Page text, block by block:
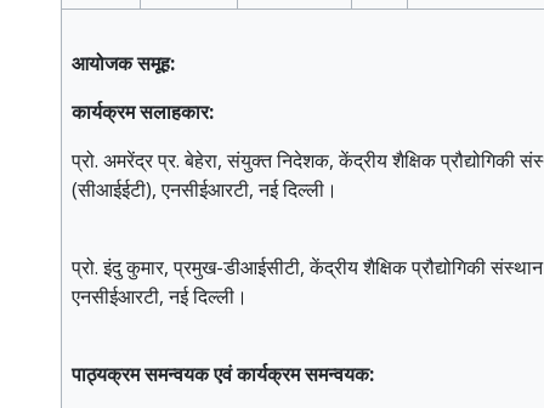
आयोजक समूह:
कार्यक्रम सलाहकार:
प्रो. अमरेंद्र प्र. बेहेरा, संयुक्त निदेशक, केंद्रीय शैक्षिक प्रौद्योगिकी
(सीआईईटी), एनसीईआरटी, नई दिल्ली।
प्रो. इंदु कुमार, प्रमुख-डीआईसीटी, केंद्रीय शैक्षिक प्रौद्योगिकी
एनसीईआरटी, नई दिल्ली।
पाठ्यक्रम समन्वयक एवं कार्यक्रम समन्वयक: